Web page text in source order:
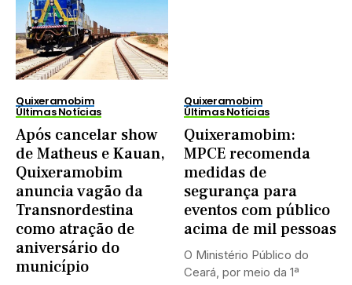
Quixeramobim
Últimas Notícias
Após cancelar show
de Matheus e Kauan,
Quixeramobim
anuncia vagão da
Transnordestina
como atração de
aniversário do
município
Quixeramobim
Últimas Notícias
Quixeramobim:
MPCE recomenda
medidas de
segurança para
eventos com público
acima de mil pessoas
O Ministério Público do
Ceará, por meio da 1ª